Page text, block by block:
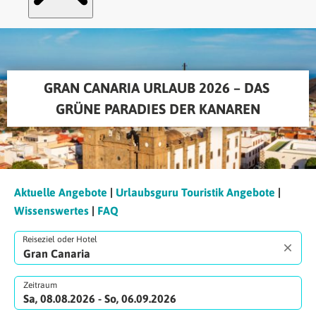
GRAN CANARIA URLAUB 2026 – DAS
GRÜNE PARADIES DER KANAREN
Aktuelle Angebote Urlaubsguru Touristik Angebote
Wissenswertes
FAQ
Reiseziel oder Hotel
Zeitraum
Sa, 08.08.2026 - So, 06.09.2026